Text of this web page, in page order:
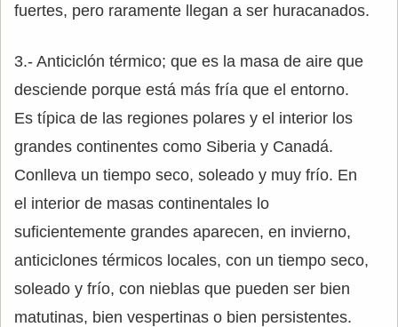
fuertes, pero raramente llegan a ser huracanados.
3.- Anticiclón térmico; que es la masa de aire que
desciende porque está más fría que el entorno.
Es típica de las regiones polares y el interior los
grandes continentes como Siberia y Canadá.
Conlleva un tiempo seco, soleado y muy frío. En
el interior de masas continentales lo
suficientemente grandes aparecen, en invierno,
anticiclones térmicos locales, con un tiempo seco,
soleado y frío, con nieblas que pueden ser bien
matutinas, bien vespertinas o bien persistentes.